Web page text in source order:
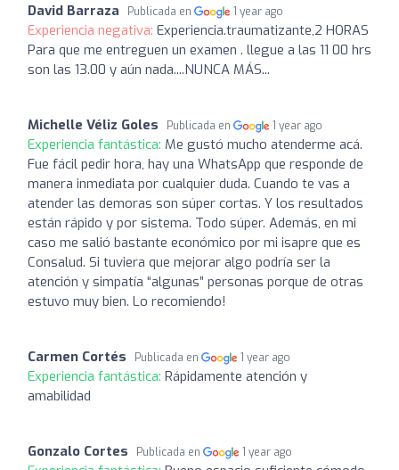
David Barraza Publicada en 1 year ago
Experiencia negativa: Experiencia.traumatizante,2 HORAS
Para que me entreguen un examen . llegue a las 11 00 hrs
son las 13.00 y aún nada....NUNCA MÁS...
Michelle Véliz Goles Publicada en 1 year ago
Experiencia fantástica: Me gustó mucho atenderme acá.
Fue fácil pedir hora, hay una WhatsApp que responde de
manera inmediata por cualquier duda. Cuando te vas a
atender las demoras son súper cortas. Y los resultados
están rápido y por sistema. Todo súper. Además, en mi
caso me salió bastante económico por mi isapre que es
Consalud. Si tuviera que mejorar algo podría ser la
atención y simpatía “algunas” personas porque de otras
estuvo muy bien. Lo recomiendo!
Carmen Cortés Publicada en 1 year ago
Experiencia fantástica: Rápidamente atención y
amabilidad
Gonzalo Cortes Publicada en 1 year ago